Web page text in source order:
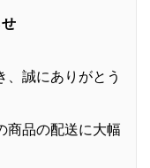
誠にありがとう
商品の配送に大幅